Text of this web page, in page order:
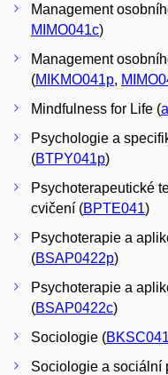
Management
MIMO041c)
Management
(MIKMO041p,
Mindfulness for Life (
Psychologie a
(BTPY041p)
Psychoterapeutické
cvičení (BPTE041)
Psychoterapie a
(BSAP0422p)
Psychoterapie a
(BSAP0422c)
Sociologie (BKSC041
Sociologie a sociální